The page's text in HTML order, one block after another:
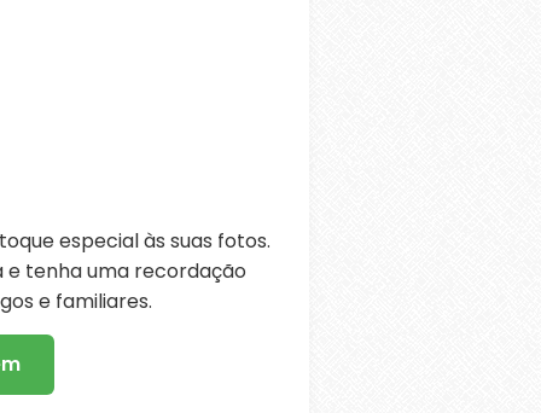
especial às suas fotos.
e tenha uma recordação
e familiares.